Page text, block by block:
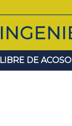
LIBRE DE ACOSO